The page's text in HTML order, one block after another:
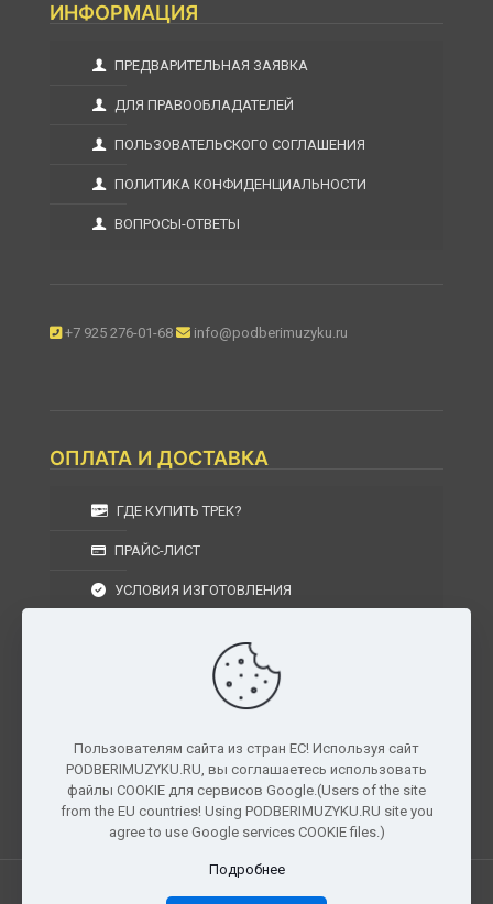
ИНФОРМАЦИЯ
ПРЕДВАРИТЕЛЬНАЯ ЗАЯВКА
ДЛЯ ПРАВООБЛАДАТЕЛЕЙ
ПОЛЬЗОВАТЕЛЬСКОГО СОГЛАШЕНИЯ
ПОЛИТИКА КОНФИДЕНЦИАЛЬНОСТИ
ВОПРОСЫ-ОТВЕТЫ
+7 925 276-01-68 info@podberimuzyku.ru
ОПЛАТА И ДОСТАВКА
ГДЕ КУПИТЬ ТРЕК?
ПРАЙС-ЛИСТ
УСЛОВИЯ ИЗГОТОВЛЕНИЯ
УСЛОВИЯ ВОЗВРАТА
г. Москва, Московская область, Центральный
федеральный округ, РФ, Россия
Пользователям сайта из стран ЕС! Используя сайт
PODBERIMUZYKU.RU, вы соглашаетесь использовать
файлы COOKIE для сервисов Google.(Users of the site
from the EU countries! Using PODBERIMUZYKU.RU site you
agree to use Google services COOKIE files.)
Подробнее